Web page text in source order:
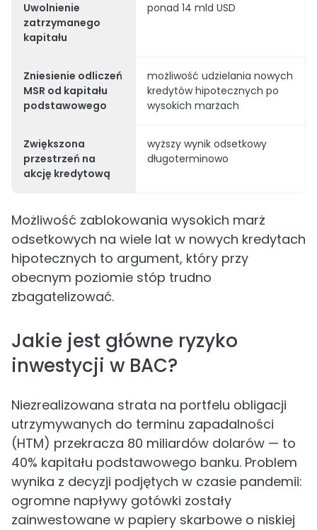
Uwolnienie
zatrzymanego
kapitału
ponad 14 mld USD
Zniesienie odliczeń
MSR od kapitału
podstawowego
możliwość udzielania nowych
kredytów hipotecznych po
wysokich marżach
Zwiększona
przestrzeń na
akcję kredytową
wyższy wynik odsetkowy
długoterminowo
Możliwość zablokowania wysokich marż
odsetkowych na wiele lat w nowych kredytach
hipotecznych to argument, który przy
obecnym poziomie stóp trudno
zbagatelizować.
Jakie jest główne ryzyko
inwestycji w BAC?
Niezrealizowana strata na portfelu obligacji
utrzymywanych do terminu zapadalności
(HTM) przekracza 80 miliardów dolarów — to
40% kapitału podstawowego banku. Problem
wynika z decyzji podjętych w czasie pandemii:
ogromne napływy gotówki zostały
zainwestowane w papiery skarbowe o niskiej